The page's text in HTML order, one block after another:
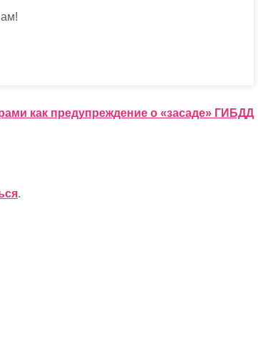
как предупреждение о «засаде» ГИБДД
.